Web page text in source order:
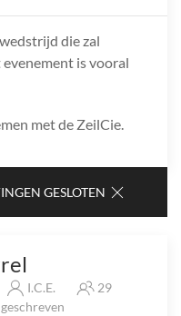
die zal
is vooral
met de ZeilCie.
GESLOTEN
I.C.E.
29